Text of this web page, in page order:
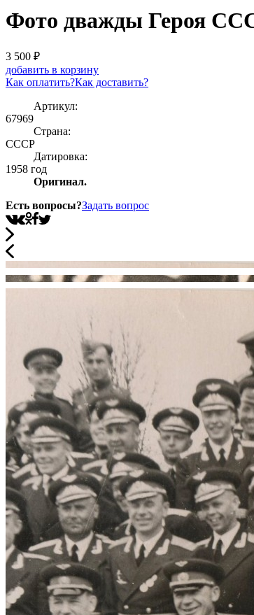
Фото дважды Героя
3 500 ₽
добавить в корзину
Как оплатить?Как доставить?
Артикул:
67969
Страна:
СССР
Датировка:
1958 год
Оригинал.
Есть вопросы?Задать вопрос